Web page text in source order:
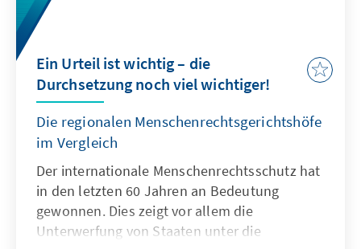
Ein Urteil ist wichtig – die
Durchsetzung noch viel wichtiger!
Die regionalen Menschenrechtsgerichtshöfe
im Vergleich
Der internationale Menschenrechtsschutz hat
in den letzten 60 Jahren an Bedeutung
gewonnen. Dies zeigt vor allem die
Unterwerfung von Staaten unter die